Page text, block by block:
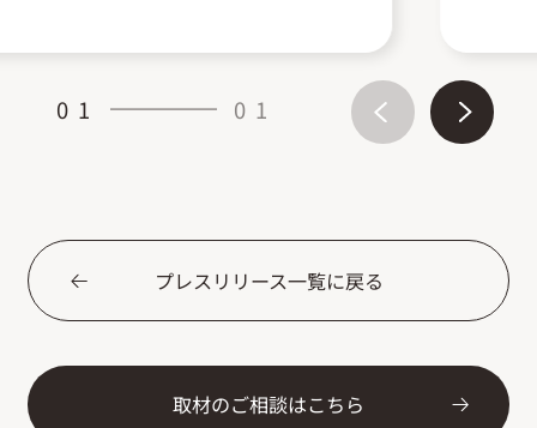
01 01
プレスリリース一覧に戻る
取材のご相談はこちら